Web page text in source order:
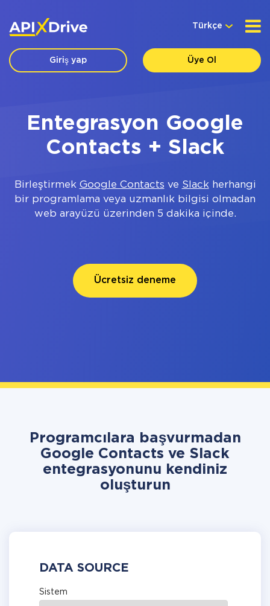
Türkçe
Giriş yap Üye Ol
Entegrasyon Google
Contacts + Slack
Birleştirmek Google Contacts ve Slackherhangi
bir programlama veya uzmanlık bilgisi olmadan
web arayüzü üzerinden 5 dakika içinde.
Ücretsiz deneme
Programcılara başvurmadan
Google Contacts ve Slack
entegrasyonunu kendiniz
oluşturun
DATA SOURCE
Sistem